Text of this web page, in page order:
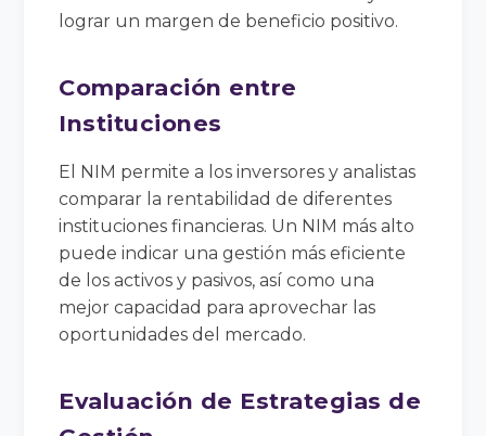
lograr un margen de beneficio positivo.
Comparación entre
Instituciones
El NIM permite a los inversores y analistas
comparar la rentabilidad de diferentes
instituciones financieras. Un NIM más alto
puede indicar una gestión más eficiente
de los activos y pasivos, así como una
mejor capacidad para aprovechar las
oportunidades del mercado.
Evaluación de Estrategias de